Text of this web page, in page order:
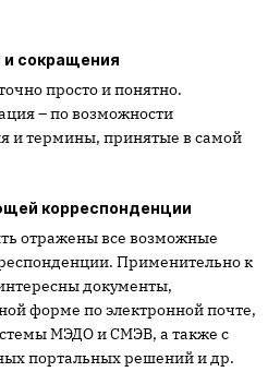
сокращения
просто и понятно.
– по возможности
и термины, принятые в самой
корреспонденции
отражены все возможные
Применительно к
документы,
форме по электронной почте,
МЭДО и СМЭВ, а также с
портальных решений и др.